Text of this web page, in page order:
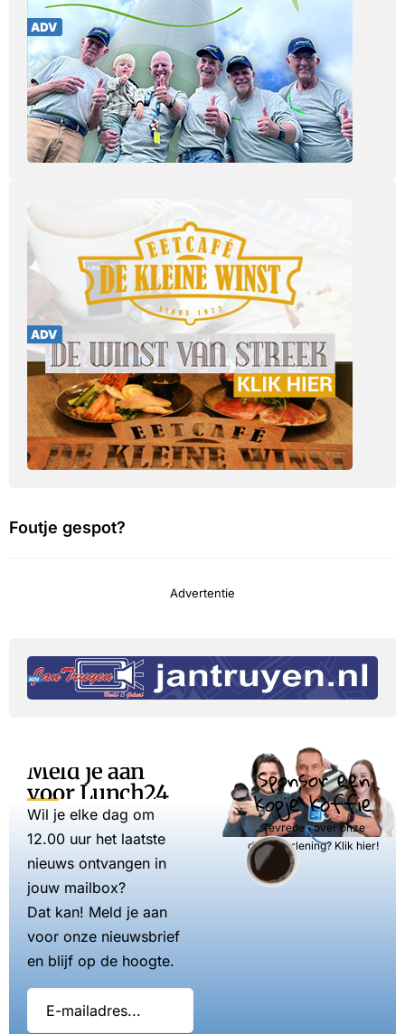
Foutje gespot?
Advertentie
Meld je aan
voor Lunch24
Wil je elke dag om
12.00 uur het laatste
nieuws ontvangen in
jouw mailbox?
Dat kan! Meld je aan
voor onze nieuwsbrief
en blijf op de hoogte.
Sponsor een
kopje koffie
Tevreden over onze
dienstverlening? Klik hier!